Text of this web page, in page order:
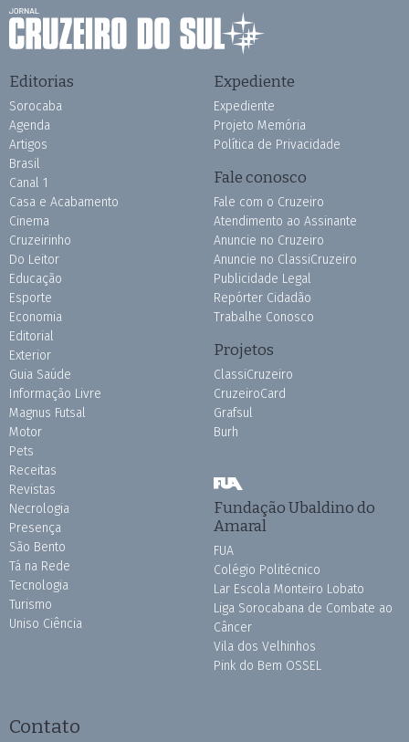
Editorias
Sorocaba
Agenda
Artigos
Brasil
Canal 1
Casa e Acabamento
Cinema
Cruzeirinho
Do Leitor
Educação
Esporte
Economia
Editorial
Exterior
Guia Saúde
Informação Livre
Magnus Futsal
Motor
Pets
Receitas
Revistas
Necrologia
Presença
São Bento
Tá na Rede
Tecnologia
Turismo
Uniso Ciência
Expediente
Expediente
Projeto Memória
Política de Privacidade
Fale conosco
Fale com o Cruzeiro
Atendimento ao Assinante
Anuncie no Cruzeiro
Anuncie no ClassiCruzeiro
Publicidade Legal
Repórter Cidadão
Trabalhe Conosco
Projetos
ClassiCruzeiro
CruzeiroCard
Grafsul
Burh
Fundação Ubaldino do
Amaral
FUA
Colégio Politécnico
Lar Escola Monteiro Lobato
Liga Sorocabana de Combate ao
Câncer
Vila dos Velhinhos
Pink do Bem OSSEL
Contato